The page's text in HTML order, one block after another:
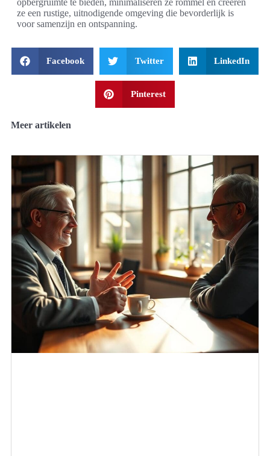
ze een rustige, uitnodigende omgeving die bevorderlijk is
voor samenzijn en ontspanning.
Facebook Twitter LinkedIn
Pinterest
Meer artikelen